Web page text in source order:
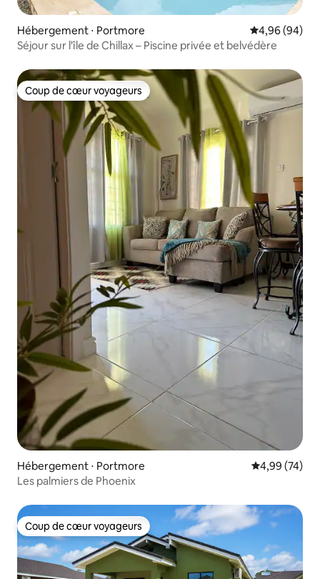
Hébergement ⋅ Portmore Évaluation
4,96 (94)
Séjour sur l'île de Chillax – Piscine privée et belvédère
Coup de cœur voyageurs
Coup de cœur voyageurs
Hébergement ⋅ Portmore Évaluation
4,99 (74)
Les palmiers de Phoenix
Coup de cœur voyageurs
Coup de cœur voyageurs